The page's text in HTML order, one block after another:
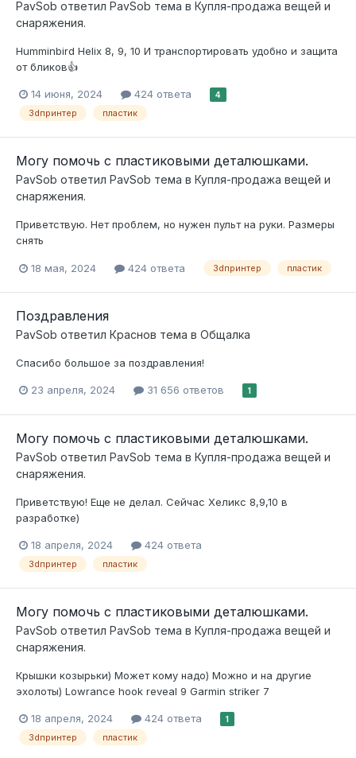
PavSob ответил PavSob тема в Купля-продажа вещей и
снаряжения.
Humminbird Helix 8, 9, 10 И транспортировать удобно и защита
от бликов👍
14 июня, 2024 424 ответа 4
3dпринтер пластик
Могу помочь с пластиковыми деталюшками.
PavSob ответил PavSob тема в Купля-продажа вещей и
снаряжения.
Приветствую. Нет проблем, но нужен пульт на руки. Размеры
снять
18 мая, 2024 424 ответа 3dпринтер пластик
Поздравления
PavSob ответил Краснов тема в Общалка
Спасибо большое за поздравления!
23 апреля, 2024 31 656 ответов 1
Могу помочь с пластиковыми деталюшками.
PavSob ответил PavSob тема в Купля-продажа вещей и
снаряжения.
Приветствую! Еще не делал. Сейчас Хеликс 8,9,10 в
разработке)
18 апреля, 2024 424 ответа
3dпринтер пластик
Могу помочь с пластиковыми деталюшками.
PavSob ответил PavSob тема в Купля-продажа вещей и
снаряжения.
Крышки козырьки) Может кому надо) Можно и на другие
эхолоты) Lowrance hook reveal 9 Garmin striker 7
18 апреля, 2024 424 ответа 1
3dпринтер пластик